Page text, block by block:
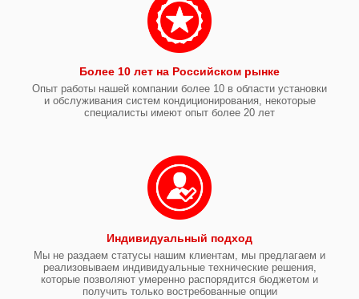
Более 10 лет на Российском рынке
Опыт работы нашей компании более 10 в области установки
и обслуживания систем кондиционирования, некоторые
специалисты имеют опыт более 20 лет
Индивидуальный подход
Мы не раздаем статусы нашим клиентам, мы предлагаем и
реализовываем индивидуальные технические решения,
которые позволяют умеренно распорядится бюджетом и
получить только востребованные опции